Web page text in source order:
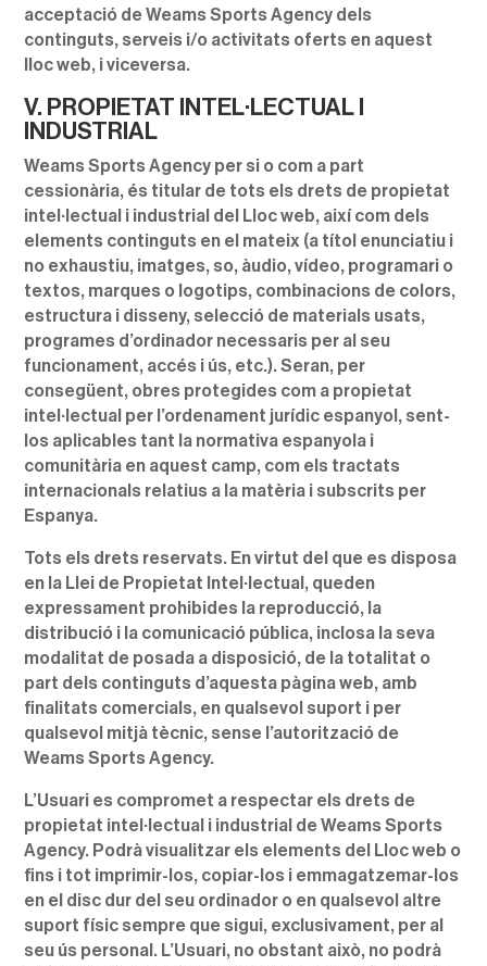
acceptació de Weams Sports Agency dels
continguts, serveis i/o activitats oferts en aquest
lloc web, i viceversa.
V. PROPIETAT INTEL·LECTUAL I
INDUSTRIAL
Weams Sports Agency per si o com a part
cessionària, és titular de tots els drets de propietat
intel·lectual i industrial del Lloc web, així com dels
elements continguts en el mateix (a títol enunciatiu i
no exhaustiu, imatges, so, àudio, vídeo, programari o
textos, marques o logotips, combinacions de colors,
estructura i disseny, selecció de materials usats,
programes d’ordinador necessaris per al seu
funcionament, accés i ús, etc.). Seran, per
consegüent, obres protegides com a propietat
intel·lectual per l’ordenament jurídic espanyol, sent-
los aplicables tant la normativa espanyola i
comunitària en aquest camp, com els tractats
internacionals relatius a la matèria i subscrits per
Espanya.
Tots els drets reservats. En virtut del que es disposa
en la Llei de Propietat Intel·lectual, queden
expressament prohibides la reproducció, la
distribució i la comunicació pública, inclosa la seva
modalitat de posada a disposició, de la totalitat o
part dels continguts d’aquesta pàgina web, amb
finalitats comercials, en qualsevol suport i per
qualsevol mitjà tècnic, sense l’autorització de
Weams Sports Agency.
L’Usuari es compromet a respectar els drets de
propietat intel·lectual i industrial de Weams Sports
Agency. Podrà visualitzar els elements del Lloc web o
fins i tot imprimir-los, copiar-los i emmagatzemar-los
en el disc dur del seu ordinador o en qualsevol altre
suport físic sempre que sigui, exclusivament, per al
seu ús personal. L’Usuari, no obstant això, no podrà